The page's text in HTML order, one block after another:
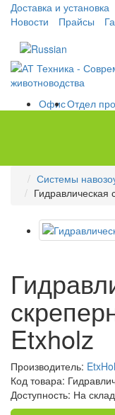
Доставка и установка
Новости
Прайсы
ОфисОтдел
Системы
Гидравлическая
Etxholz
Производитель:
Код товара:
Доступность: На